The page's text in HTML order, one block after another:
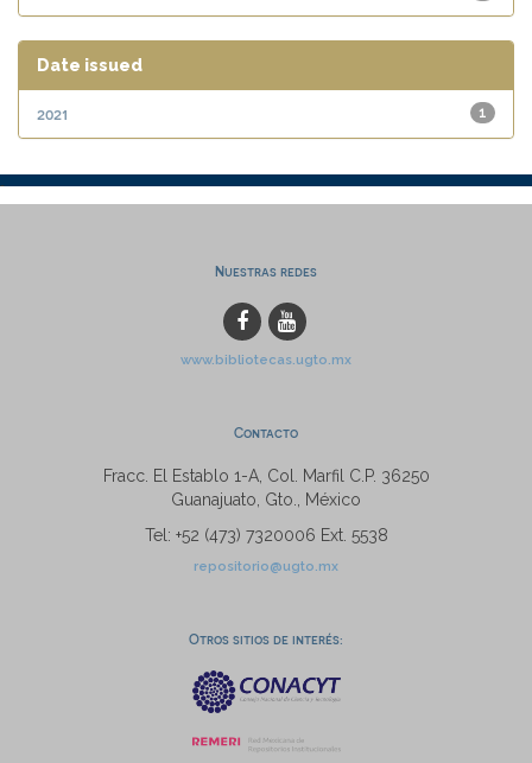
Date issued
1
2021
Nuestras redes
www.bibliotecas.ugto.mx
Contacto
Fracc. El Establo 1-A, Col. Marfil C.P. 36250
Guanajuato, Gto., México
Tel: +52 (473) 7320006 Ext. 5538
repositorio@ugto.mx
Otros sitios de interés: